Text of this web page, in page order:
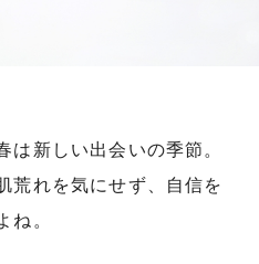
は新しい出会いの季節。
荒れを気にせず、自信を
ね。